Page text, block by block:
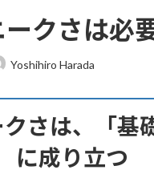
クさは必
Yoshihiro Harada
さは、「基
に成り立つ